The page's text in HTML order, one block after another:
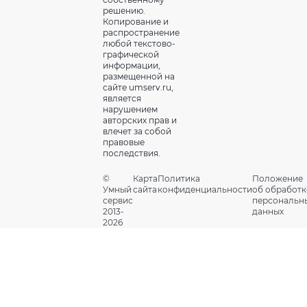
решению.
Копирование и
распространение
любой текстово-
графической
информации,
размещенной на
сайте umserv.ru,
является
нарушением
авторских прав и
влечет за собой
правовые
последствия.
©
Умный
сервис
2013-
2026
Карта
сайта
Политика
конфиденциальности
Положение
об
данных